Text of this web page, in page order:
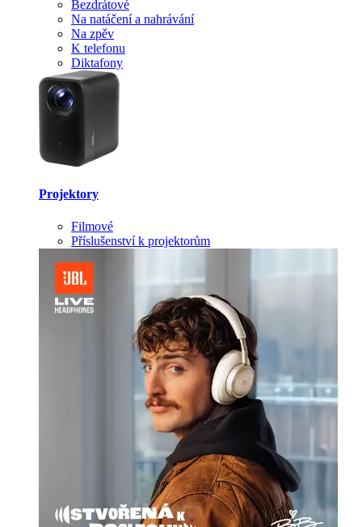
Bezdrátové
Na natáčení a nahrávání
Na zpěv
K telefonu
Diktafony
Projektory
Filmové
Příslušenství k projektorům